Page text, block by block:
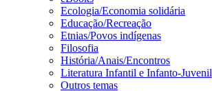
Ecologia/Economia solidária
Educação/Recreação
Etnias/Povos indígenas
Filosofia
História/Anais/Encontros
Literatura Infantil e Infanto-Juvenil
Outros temas